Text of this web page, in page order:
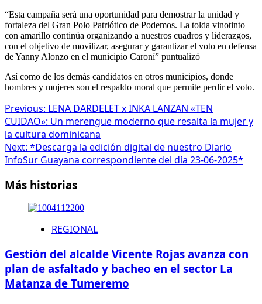
“Esta campaña será una oportunidad para demostrar la unidad y
fortaleza del Gran Polo Patriótico de Podemos. La tolda vinotinto
con amarillo continúa organizando a nuestros cuadros y liderazgos,
con el objetivo de movilizar, asegurar y garantizar el voto en defensa
de Yanny Alonzo en el municipio Caroní” puntualizó
Así como de los demás candidatos en otros municipios, donde
hombres y mujeres son el respaldo moral que permite perdir el voto.
Previous: LENA DARDELET x INKA LANZAN «TEN
CUIDAO»: Un merengue moderno que resalta la mujer y
la cultura dominicana
Next: *Descarga la edición digital de nuestro Diario
InfoSur Guayana correspondiente del día 23-06-2025*
Más historias
REGIONAL
Gestión del alcalde Vicente Rojas avanza con
plan de asfaltado y bacheo en el sector La
Matanza de Tumeremo